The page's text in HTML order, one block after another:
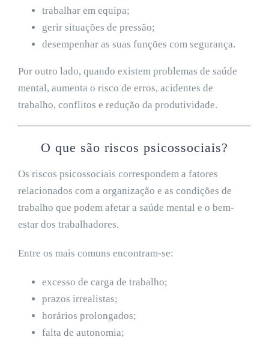
trabalhar em equipa;
gerir situações de pressão;
desempenhar as suas funções com segurança.
Por outro lado, quando existem problemas de saúde
mental, aumenta o risco de erros, acidentes de
trabalho, conflitos e redução da produtividade.
O que são riscos psicossociais?
Os riscos psicossociais correspondem a fatores
relacionados com a organização e as condições de
trabalho que podem afetar a saúde mental e o bem-
estar dos trabalhadores.
Entre os mais comuns encontram-se:
excesso de carga de trabalho;
prazos irrealistas;
horários prolongados;
falta de autonomia;